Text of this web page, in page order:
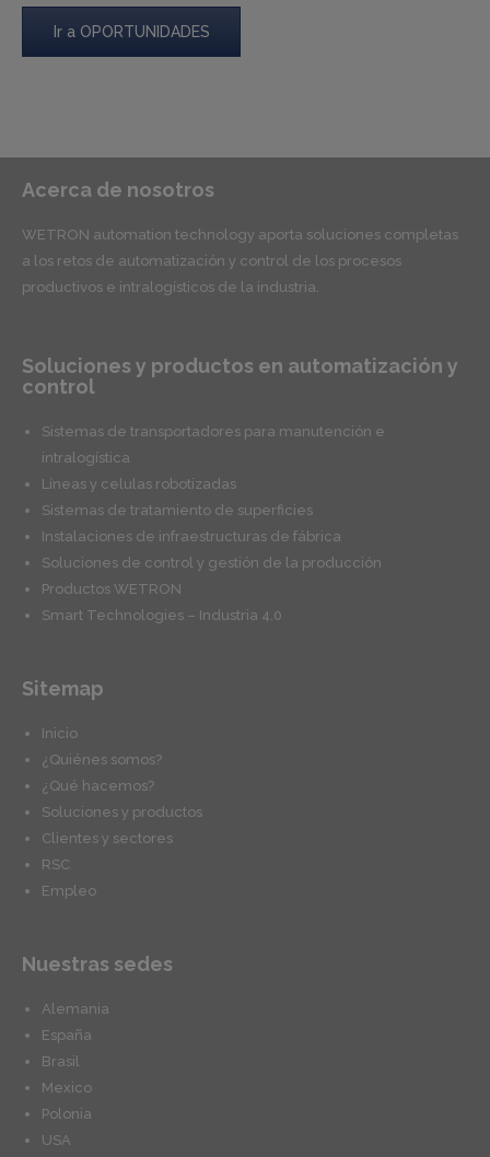
Ir a OPORTUNIDADES
Acerca de nosotros
WETRON automation technology aporta soluciones completas
a los retos de automatización y control de los procesos
productivos e intralogísticos de la industria.
Soluciones y productos en automatización y
control
Sistemas de transportadores para manutención e
intralogística
Líneas y celulas robotizadas
Sistemas de tratamiento de superficies
Instalaciones de infraestructuras de fábrica
Soluciones de control y gestión de la producción
Productos WETRON
Smart Technologies – Industria 4.0
Sitemap
Inicio
¿Quiénes somos?
¿Qué hacemos?
Soluciones y productos
Clientes y sectores
RSC
Empleo
Nuestras sedes
Alemania
España
Brasil
Mexico
Polonia
USA